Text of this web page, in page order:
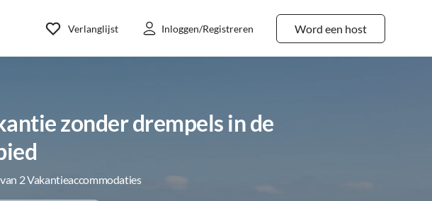
Word een host
Verlanglijst Inloggen/Registreren
zonder drempels in de
2 Vakantieaccommodaties